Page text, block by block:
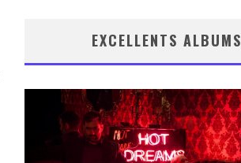
EXCELLENTS ALBUMS